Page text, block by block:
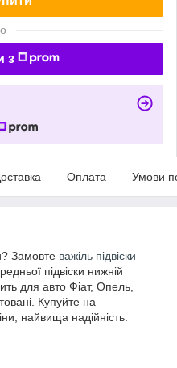
з
Оплата Умови
Замовте важіль підвіски
підвіски нижній
для авто Фіат, Опель,
Купуйте на
найвища надійність.